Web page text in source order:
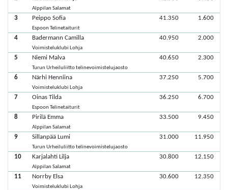
Alppilan Salamat
3 Peippo Sofia
Espoon Telinetaiturit
41.350 1.600
4 Badermann Camilla
Voimisteluklubi Lohja
40.950 2.000
5 Niemi Malva
Turun Urheiluliitto telinevoimistelujaosto
40.650 2.300
6 Närhi Henniina
Voimisteluklubi Lohja
37.250 5.700
7 Oinas Tilda
Espoon Telinetaiturit
36.250 6.700
8 Pirilä Emma
Alppilan Salamat
33.500 9.450
9 Sillanpää Lumi
Turun Urheiluliitto telinevoimistelujaosto
31.000 11.950
10 Karjalahti Lilja
Alppilan Salamat
30.800 12.150
11 Norrby Elsa
Voimisteluklubi Lohja
30.600 12.350